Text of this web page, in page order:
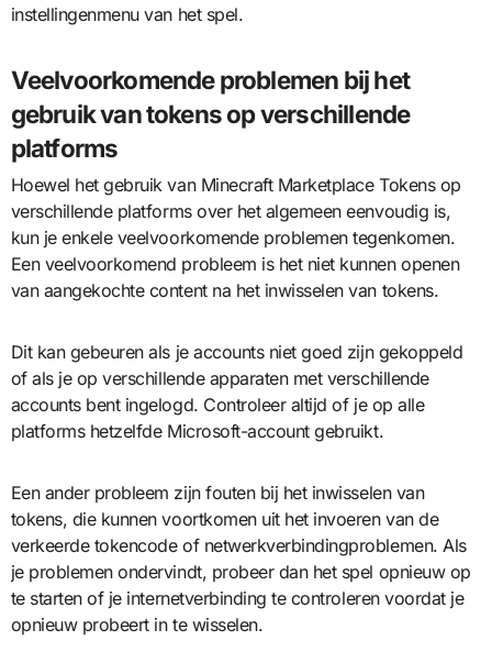
instellingenmenu van het spel.
Veelvoorkomende problemen bij het
gebruik van tokens op verschillende
platforms
Hoewel het gebruik van Minecraft Marketplace Tokens op
verschillende platforms over het algemeen eenvoudig is,
kun je enkele veelvoorkomende problemen tegenkomen.
Een veelvoorkomend probleem is het niet kunnen openen
van aangekochte content na het inwisselen van tokens.
Dit kan gebeuren als je accounts niet goed zijn gekoppeld
of als je op verschillende apparaten met verschillende
accounts bent ingelogd. Controleer altijd of je op alle
platforms hetzelfde Microsoft-account gebruikt.
Een ander probleem zijn fouten bij het inwisselen van
tokens, die kunnen voortkomen uit het invoeren van de
verkeerde tokencode of netwerkverbindingproblemen. Als
je problemen ondervindt, probeer dan het spel opnieuw op
te starten of je internetverbinding te controleren voordat je
opnieuw probeert in te wisselen.